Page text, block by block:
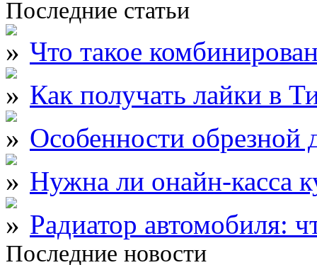
Последние статьи
Что такое
Как получать лайки в
Особенности обрезной
Нужна ли онайн-касса
Радиатор автомобиля:
Последние новости